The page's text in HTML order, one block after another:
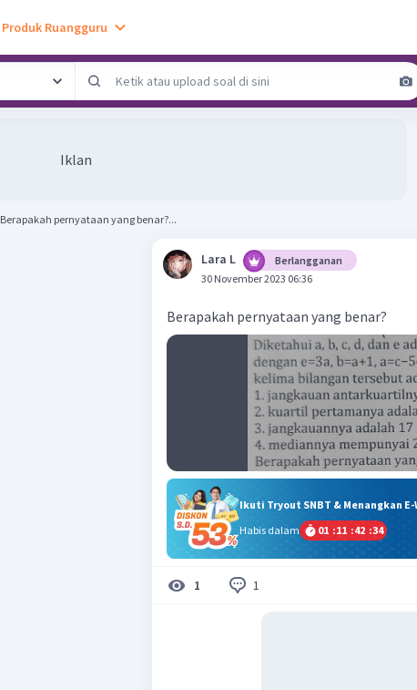
Produk Ruangguru
Iklan
Berapakah pernyataan yang benar?...
Lara L
Berlangganan
30 November 2023 06:36
Berapakah pernyataan yang benar?
Ikuti Tryout SNBT & Menangkan
Habis dalam
01 :11 :42 :33
1 1